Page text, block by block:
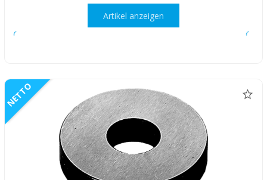
Artikel anzeigen
NETTO